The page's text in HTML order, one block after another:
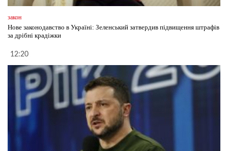
закон
Нове законодавство в Україні: Зеленський затвердив підвищення штрафів
за дрібні крадіжки
12:20